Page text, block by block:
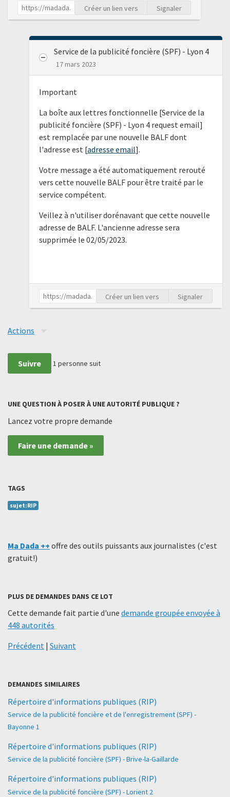
Créer un lien vers Signaler
Service de la publicité foncière (SPF) - Lyon 4
17 mars 2023
Important
La boîte aux lettres fonctionnelle [Service de la
publicité foncière (SPF) - Lyon 4 request email]
est remplacée par une nouvelle BALF dont
l'adresse est [adresse email].
Votre message a été automatiquement rerouté
vers cette nouvelle BALF pour être traité par le
service compétent.
Veillez à n'utiliser dorénavant que cette nouvelle
adresse de BALF. L'ancienne adresse sera
supprimée le 02/05/2023.
Créer un lien vers Signaler
Actions
Suivre 1 personne suit
UNE QUESTION À POSER À UNE AUTORITÉ PUBLIQUE ?
Lancez votre propre demande
Faire une demande »
TAGS
sujet:RIP
Ma Dada ++ offre des outils puissants aux journalistes (c'est
gratuit!)
PLUS DE DEMANDES DANS CE LOT
Cette demande fait partie d'une demande groupée envoyée à
448 autorités
Précédent | Suivant
DEMANDES SIMILAIRES
Répertoire d'informations publiques (RIP)
Service de la publicité foncière et de l'enregistrement (SPF) -
Bayonne 1
Répertoire d'informations publiques (RIP)
Service de la publicité foncière (SPF) - Brive-la-Gaillarde
Répertoire d'informations publiques (RIP)
Service de la publicité foncière (SPF) - Lorient 2